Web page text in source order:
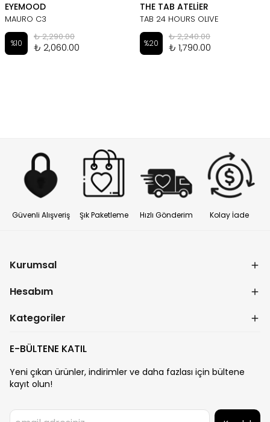
EYEMOOD
MAURO C3
%10
₺ 2,290.00
₺ 2,060.00
THE TAB ATELİER
TAB 24 HOURS OLIVE
%20
₺ 2,240.00
₺ 1,790.00
Güvenli Alışveriş Şık Paketleme Hızlı Gönderim Kolay İade
Kurumsal
Hesabım
Kategoriler
E-BÜLTENE KATIL
Yeni çıkan ürünler, indirimler ve daha fazlası için bültene
kayıt olun!